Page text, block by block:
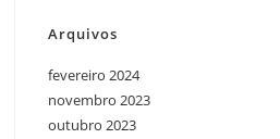
Arquivos
fevereiro 2024
novembro 2023
outubro 2023